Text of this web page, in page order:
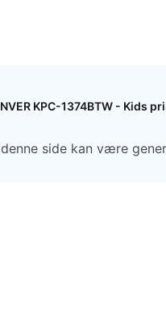
KPC-1374BTW -
side kan være